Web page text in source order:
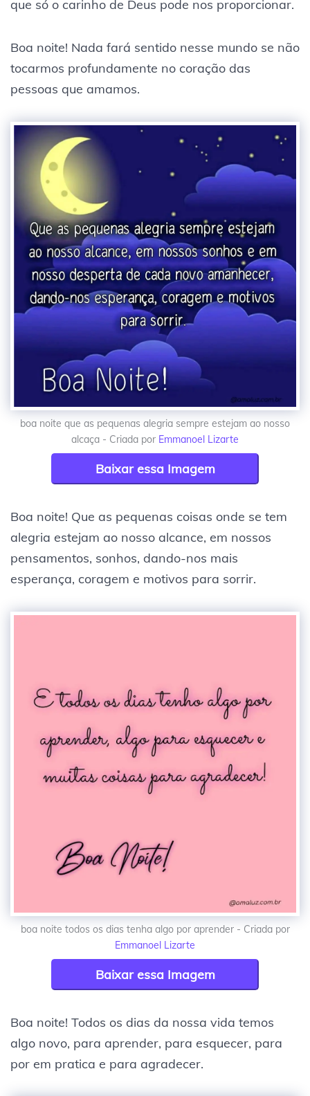
que só o carinho de Deus pode nos proporcionar.
Boa noite! Nada fará sentido nesse mundo se não
tocarmos profundamente no coração das
pessoas que amamos.
boa noite que as pequenas alegria sempre estejam ao nosso
alcaça - Criada por Emmanoel Lizarte
Baixar essa Imagem
Boa noite! Que as pequenas coisas onde se tem
alegria estejam ao nosso alcance, em nossos
pensamentos, sonhos, dando-nos mais
esperança, coragem e motivos para sorrir.
boa noite todos os dias tenha algo por aprender - Criada por
Emmanoel Lizarte
Baixar essa Imagem
Boa noite! Todos os dias da nossa vida temos
algo novo, para aprender, para esquecer, para
por em pratica e para agradecer.